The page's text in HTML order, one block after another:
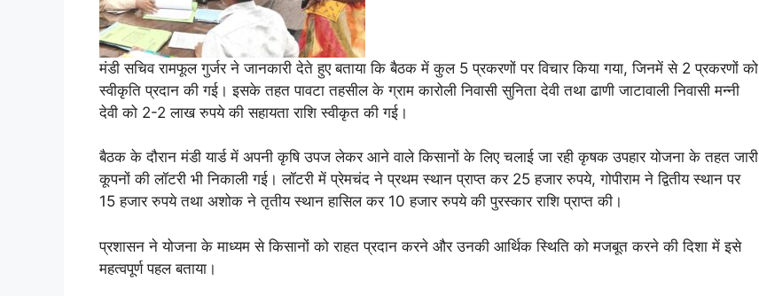
मंडी सचिव रामफूल गुर्जर ने जानकारी देते हुए बताया कि बैठक में कुल 5 प्रकरणों पर विचार किया गया, जिनमें से 2 प्रकरणों को
स्वीकृति प्रदान की गई। इसके तहत पावटा तहसील के ग्राम कारोली निवासी सुनिता देवी तथा ढाणी जाटावाली निवासी मन्नी
देवी को 2-2 लाख रुपये की सहायता राशि स्वीकृत की गई।
बैठक के दौरान मंडी यार्ड में अपनी कृषि उपज लेकर आने वाले किसानों के लिए चलाई जा रही कृषक उपहार योजना के तहत जारी
कूपनों की लॉटरी भी निकाली गई। लॉटरी में प्रेमचंद ने प्रथम स्थान प्राप्त कर 25 हजार रुपये, गोपीराम ने द्वितीय स्थान पर
15 हजार रुपये तथा अशोक ने तृतीय स्थान हासिल कर 10 हजार रुपये की पुरस्कार राशि प्राप्त की।
प्रशासन ने योजना के माध्यम से किसानों को राहत प्रदान करने और उनकी आर्थिक स्थिति को मजबूत करने की दिशा में इसे
महत्वपूर्ण पहल बताया।